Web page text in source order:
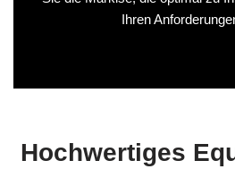
Ihren
Hochwertiges